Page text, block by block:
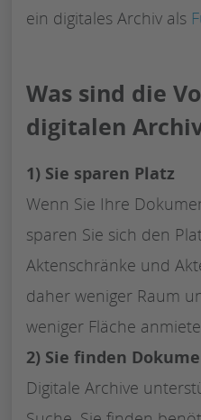
ein digitales Archiv als
Was sind die
digitalen
1) Sie sparen Platz
Wenn Sie Ihre
sparen Sie sich den
Aktenschränke und
daher weniger Raum
weniger Fläche
2) Sie finden
Digitale Archive